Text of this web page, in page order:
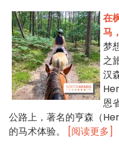
在
马
梦
之
汉
恩
公路上，著名的亨森（
的马术体验。
[阅读更多]